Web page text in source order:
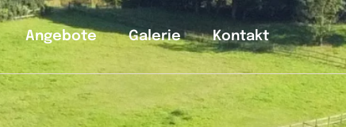
Angebote Galerie Kontakt